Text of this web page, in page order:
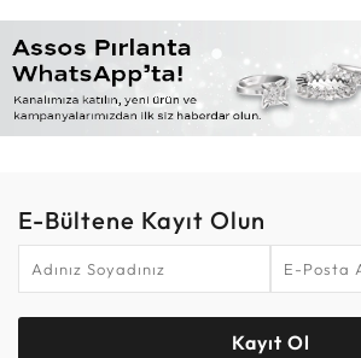
E-Bültene Kayıt Olun
Kayıt Ol